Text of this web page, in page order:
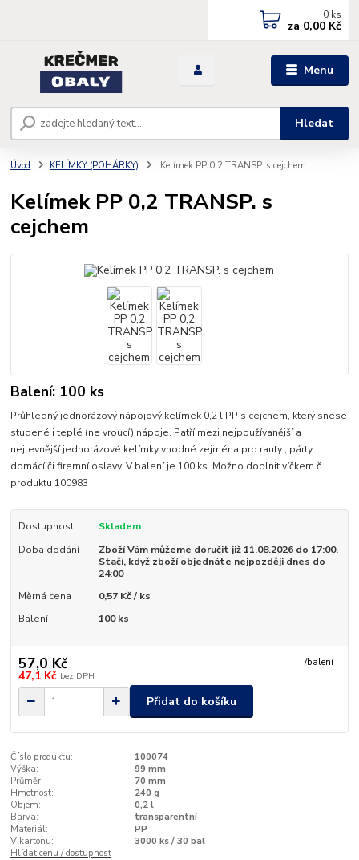
Menu
Hledat
0 ks
za 0,00 Kč
Úvod KELÍMKY (POHÁRKY) Kelímek PP 0,2 TRANSP. s cejchem
Kelímek PP 0,2 TRANSP. s
cejchem
Balení: 100 ks
Průhledný jednorázový nápojový kelímek 0,2 l PP s cejchem, který snese
studené i teplé (ne vroucí) nápoje. Patří mezi nejpoužívanější a
nejlevnější jednorázové kelímky vhodné zejména pro rauty , párty
domácí či firemní oslavy. V balení je 100 ks. Možno doplnit víčkem č.
produktu 100983
Dostupnost
Skladem
Doba dodání
Zboží Vám můžeme doručit již 11.08.2026 do 17:00.
Stačí, když zboží objednáte nejpozději dnes do
24:00
Měrná cena
0,57 Kč / ks
Balení
100 ks
57,0 Kč /balení
47,1 Kč bez DPH
Přidat do košíku
Číslo produktu:
100074
Výška:
99 mm
Průměr:
70 mm
Hmotnost:
240 g
Objem:
0,2 l
Barva:
transparentní
Materiál:
PP
V kartonu:
3000 ks / 30 bal
Hlídat cenu / dostupnost